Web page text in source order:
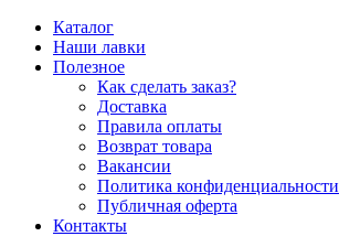
Перейти
содержимому
Каталог
Наши лавки
Полезное
Как сделать заказ?
Доставка
Правила оплаты
Возврат товара
Вакансии
Политика конфиденциальности
Публичная оферта
Контакты